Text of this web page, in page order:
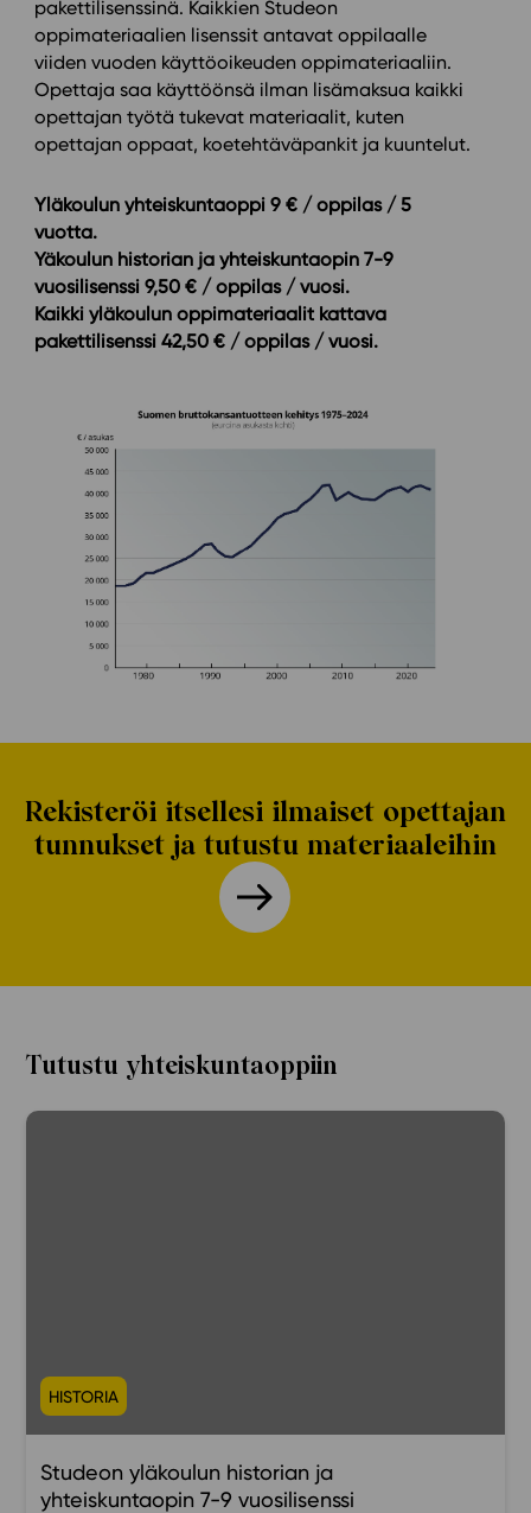
pakettilisenssinä. Kaikkien Studeon
oppimateriaalien lisenssit antavat oppilaalle
viiden vuoden käyttöoikeuden oppimateriaaliin.
Opettaja saa käyttöönsä ilman lisämaksua kaikki
opettajan työtä tukevat materiaalit, kuten
opettajan oppaat, koetehtäväpankit ja kuuntelut.
Yläkoulun yhteiskuntaoppi 9 € / oppilas / 5
vuotta.
Yäkoulun historian ja yhteiskuntaopin 7-9
vuosilisenssi 9,50 € / oppilas / vuosi.
Kaikki yläkoulun oppimateriaalit kattava
pakettilisenssi 42,50 € / oppilas / vuosi.
Rekisteröi itsellesi ilmaiset opettajan
tunnukset ja tutustu materiaaleihin
Tutustu yhteiskuntaoppiin
HISTORIA
Studeon yläkoulun historian ja
yhteiskuntaopin 7-9 vuosilisenssi